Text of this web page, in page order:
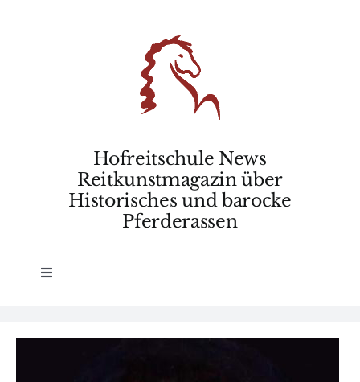
Hofreitschule News
Reitkunstmagazin über
Historisches und barocke
Pferderassen
Toggle